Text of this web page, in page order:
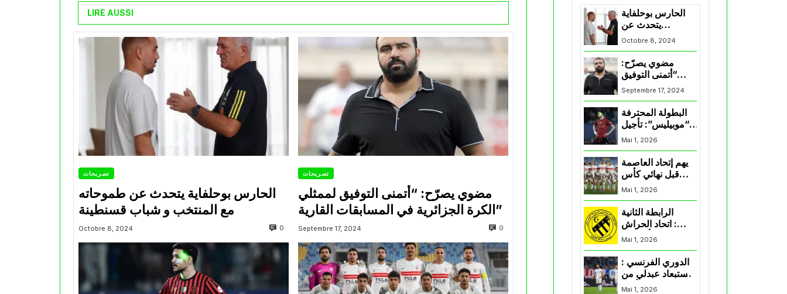
LIRE AUSSI
تصريحات
الحارس بوحلفاية يتحدث عن طموحاته
مع المنتخب و شباب قسنطينة
Octobre 8, 2024 0
تصريحات
مضوي يصرّح: “أتمنى التوفيق لممثلي
الكرة الجزائرية في المسابقات القارية”
Septembre 17, 2024 0
الحارس بوحلفاية
يتحدث عن
طموحاته مع
المنتخب و شباب
قسنطينة
Octobre 8, 2024
مضوي يصرّح:
“أتمنى التوفيق
لممثلي الكرة
الجزائرية في
Septembre 17, 2024
البطولة المحترفة
“موبيليس”: تأجيل
مباراة إتحاد
العاصمة وأتلتيك
بارادو
Mai 1, 2026
يهم إتحاد العاصمة
قبل نهائي كأس
اكاف : الزمالك
يسقط بثلاثية أمام
Mai 1, 2026
الرابطة الثانية
: اتحاد الحراش
يحسم التأهل إلى
“البلاي أوف”
Mai 1, 2026
الدوري الفرنسي :
استبعاد عبدلي من
قائمة مرسيليا أمام
Mai 1, 2026